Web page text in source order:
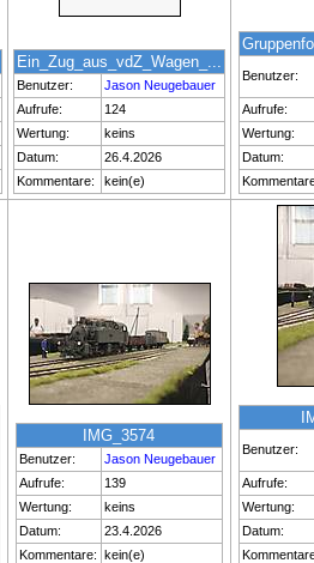
Ein_Zug_aus_vdZ_Wagen_...
Benutzer:
Jason Neugebauer
Aufrufe:
124
Wertung:
keins
Datum:
26.4.2026
Kommentare:
kein(e)
Benutzer:
Aufrufe:
Wertung:
Datum:
IMG_3574
Benutzer:
Jason Neugebauer
Aufrufe:
139
Wertung:
keins
Datum:
23.4.2026
Kommentare: kein(e)
Benutzer:
Aufrufe:
Wertung:
Datum: